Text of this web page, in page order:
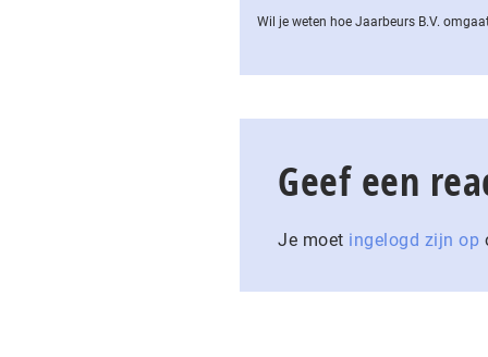
Wil je weten hoe Jaarbeurs B.V.
Geef een
Je moet ingelogd zijn op